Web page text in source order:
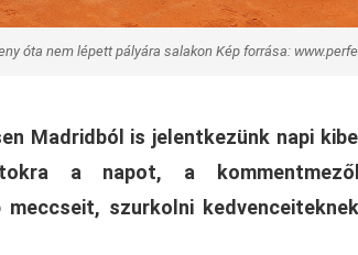
óta nem lépett pályára salakon Kép forrása:
Madridból is jelentkezünk napi
a napot, a
szurkolni